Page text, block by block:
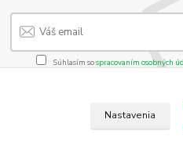
Súhlasím sospracovaním osobných
Nastavenia